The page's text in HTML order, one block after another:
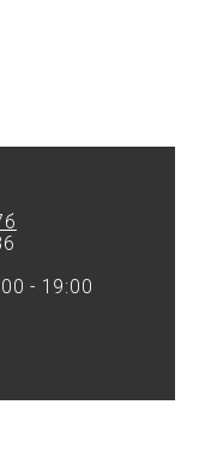
- 19:00